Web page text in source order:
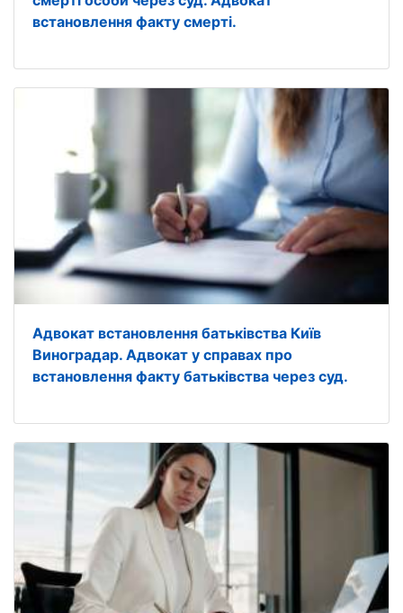
встановлення факту смерті.
Адвокат встановлення батьківства Київ
Виноградар. Адвокат у справах про
встановлення факту батьківства через суд.